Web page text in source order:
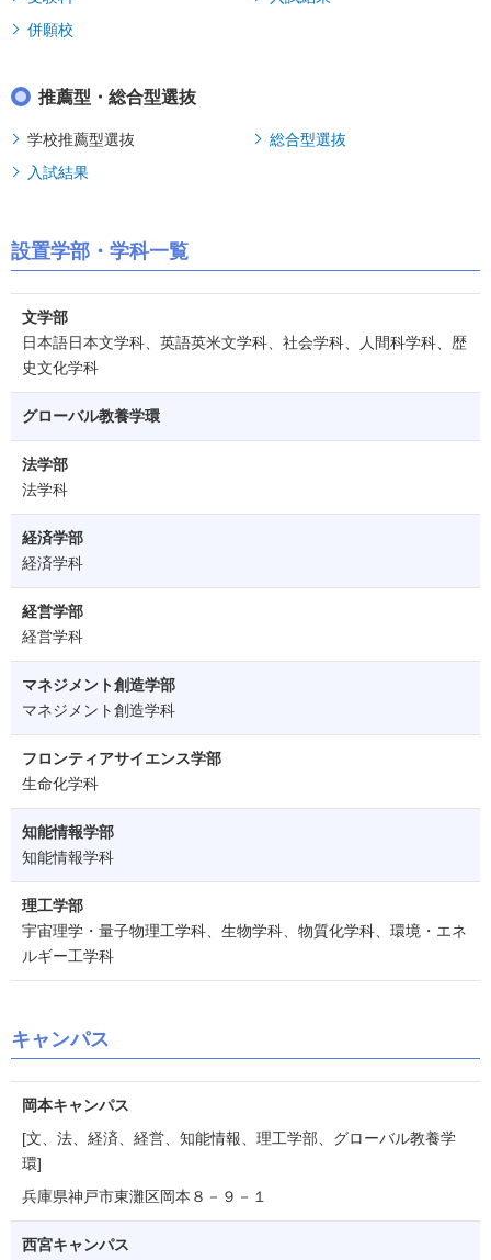
併願校
推薦型・総合型選抜
学校推薦型選抜
総合型選抜
入試結果
設置学部・学科一覧
文学部
日本語日本文学科、英語英米文学科、社会学科、人間科学科、歴
史文化学科
グローバル教養学環
法学部
法学科
経済学部
経済学科
経営学部
経営学科
マネジメント創造学部
マネジメント創造学科
フロンティアサイエンス学部
生命化学科
知能情報学部
知能情報学科
理工学部
宇宙理学・量子物理工学科、生物学科、物質化学科、環境・エネ
ルギー工学科
キャンパス
岡本キャンパス
[文、法、経済、経営、知能情報、理工学部、グローバル教養学
環]
兵庫県神戸市東灘区岡本８－９－１
西宮キャンパス